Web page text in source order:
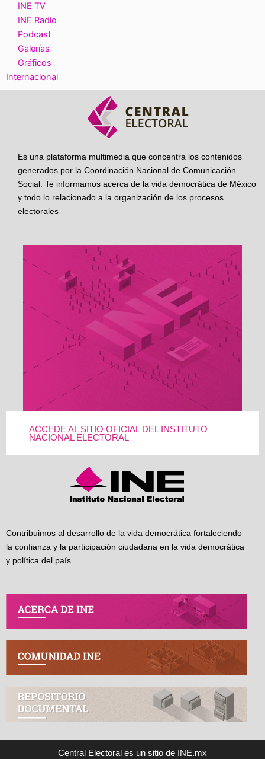
INE TV
INE Radio
Podcast
Galerías
Gráficos
Internacional
Es una plataforma multimedia que concentra los contenidos
generados por la Coordinación Nacional de Comunicación
Social. Te informamos acerca de la vida democrática de México
y todo lo relacionado a la organización de los procesos
electorales
ACCEDE AL SITIO OFICIAL DEL INSTITUTO
NACIONAL ELECTORAL
Contribuimos al desarrollo de la vida democrática fortaleciendo
la confianza y la participación ciudadana en la vida democrática
y política del país.
Central Electoral es un sitio de INE.mx